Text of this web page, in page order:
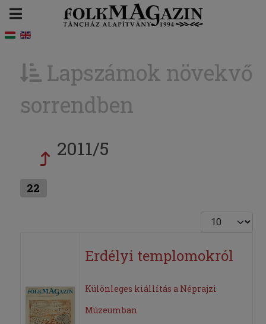
Lapszámok növekvő
sorrendben
2011/5
22
Tételek #
Erdélyi templomokról
Különleges kiállítás a Néprajzi
Múzeumban